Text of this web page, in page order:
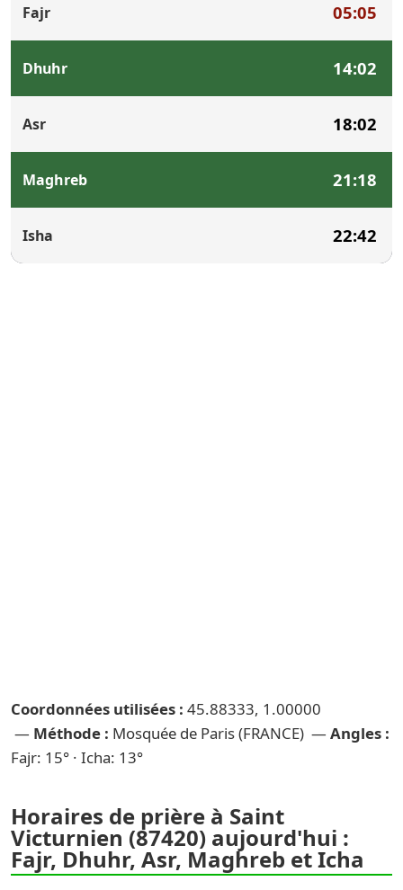
Fajr 05:05
Dhuhr 14:02
Asr 18:02
Maghreb 21:18
Isha 22:42
Coordonnées utilisées : 45.88333, 1.00000
— Méthode : Mosquée de Paris (FRANCE) — Angles :
Fajr: 15° · Icha: 13°
Horaires de prière à Saint
Victurnien (87420) aujourd'hui :
Fajr, Dhuhr, Asr, Maghreb et Icha